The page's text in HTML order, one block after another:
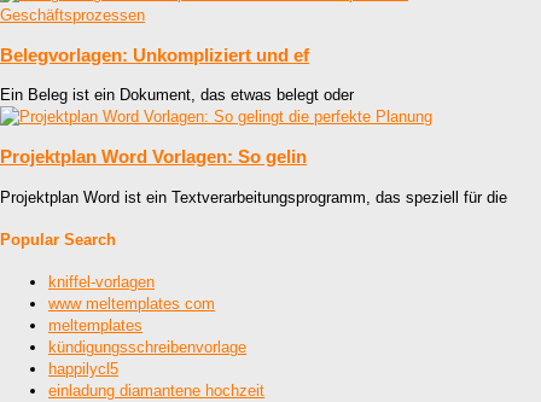
Belegvorlagen: Unkompliziert und ef
Ein Beleg ist ein Dokument, das etwas belegt oder
Projektplan Word Vorlagen: So gelin
Projektplan Word ist ein Textverarbeitungsprogramm, das speziell für die
Popular Search
kniffel-vorlagen
www meltemplates com
meltemplates
kündigungsschreibenvorlage
happilycl5
einladung diamantene hochzeit